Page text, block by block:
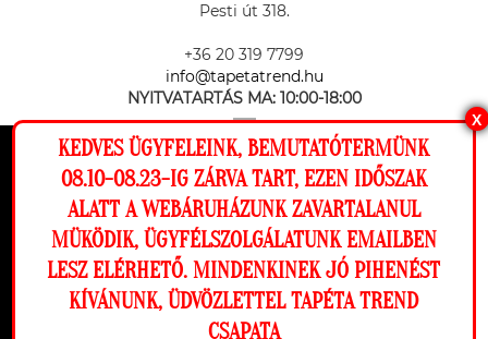
Ez a weboldal cookie-kat használ, hogy a
lehető legjobb élményt nyújtsa honlapunkon.
Beállítások
Elutasítom Engedélyezem
Pesti út 318.
+36 20 319 7799
info@tapetatrend.hu
NYITVATARTÁS MA: 10:00-18:00
Az online fizetést a Barion Payment Zrt. biztosítja, MNB engedély
száma: H-EN-I-1064/2013
X
KEDVES ÜGYFELEINK, BEMUTATÓTERMÜNK
08.10-08.23-IG ZÁRVA TART, EZEN IDŐSZAK
ALATT A WEBÁRUHÁZUNK ZAVARTALANUL
MÜKÖDIK, ÜGYFÉLSZOLGÁLATUNK EMAILBEN
LESZ ELÉRHETŐ. MINDENKINEK JÓ PIHENÉST
KÍVÁNUNK, ÜDVÖZLETTEL TAPÉTA TREND
CSAPATA